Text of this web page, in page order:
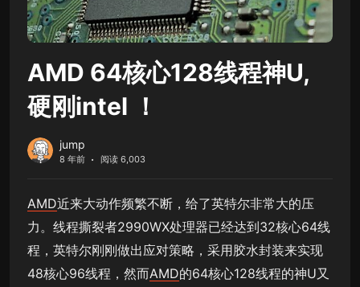
AMD 64核心128线程神U,
硬刚intel ！
jump
8 年前 阅读 6,003
AMD近来大动作频繁不断，给了英特尔非常大的压
力。线程撕裂者2990WX处理器已经达到32核心64线
程，英特尔刚刚做出应对策略，采用胶水封装来实现
48核心96线程，然而AMD的64核心128线程的神U又